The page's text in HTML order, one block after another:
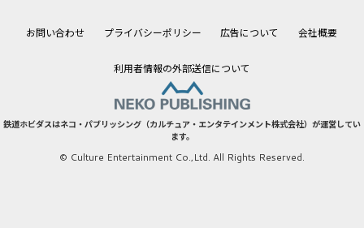
お問い合わせ プライバシーポリシー 広告について 会社概要
利用者情報の外部送信について
鉄道ホビダスはネコ・パブリッシング（カルチュア・エンタテインメント株式会社）が運営してい
ます。
© Culture Entertainment Co.,Ltd. All Rights Reserved.